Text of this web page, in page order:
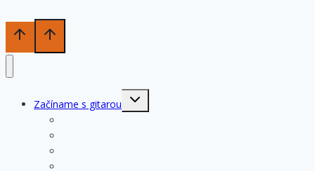
Začíname s gitarou
Toggle
child